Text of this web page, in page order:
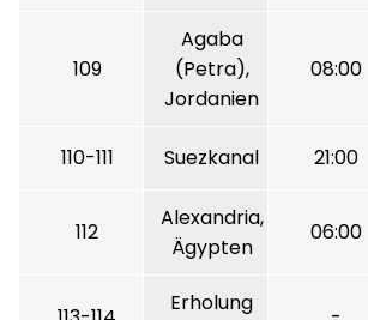
109
Agaba
(Petra),
Jordanien
08:00
110-111 Suezkanal 21:00
112
Alexandria,
Ägypten
06:00
Erholung